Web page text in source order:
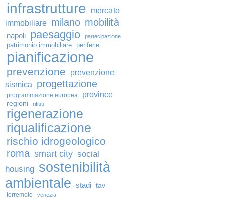
infrastrutture
mercato
immobiliare milano mobilità
napoli paesaggio partecipazione
patrimonio immobiliare periferie
pianificazione
prevenzione
prevenzione
sismica
progettazione
programmazione europea province
regioni rifiuti
rigenerazione
riqualificazione
rischio idrogeologico
roma smart city social
housing sostenibilità
ambientale stadi tav
terremoto venezia